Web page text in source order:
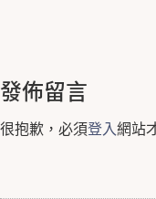
發佈留言
很抱歉，必須登入網站